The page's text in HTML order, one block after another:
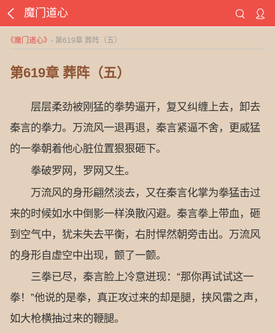
魔门道心
《魔门道心》 - 第619章 葬阵（五）
第619章 葬阵（五）
层层柔劲被刚猛的拳势逼开，复又纠缠上去，卸去
秦言的拳力。万流风一退再退，秦言紧逼不舍，更威猛
的一拳朝着他心脏位置狠狠砸下。
拳破罗网，罗网又生。
万流风的身形翩然淡去，又在秦言化掌为拳猛击过
来的时候如水中倒影一样涣散闪避。秦言拳上带血，砸
到空气中，犹未失去平衡，右肘悍然朝旁击出。万流风
的身形自虚空中出现，颤了一颤。
三拳已尽，秦言脸上冷意迸现：“那你再试试这一
拳！”他说的是拳，真正攻过来的却是腿，挟风雷之声，
如大枪横抽过来的鞭腿。